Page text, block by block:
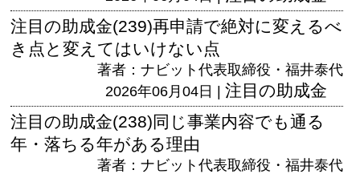
注目の助成金(239)再申請で絶対に変えるべ
き点と変えてはいけない点
著者：ナビット代表取締役・福井泰代
2026年06月04日 | 注目の助成金
注目の助成金(238)同じ事業内容でも通る
年・落ちる年がある理由
著者：ナビット代表取締役・福井泰代